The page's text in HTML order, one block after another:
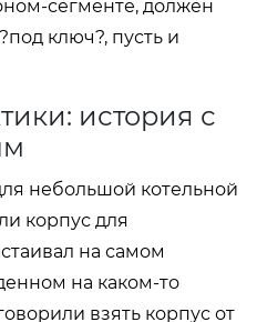
сегменте, должен
ключ?, пусть и
история с
небольшой котельной
корпус для
на самом
на каком-то
взять корпус от